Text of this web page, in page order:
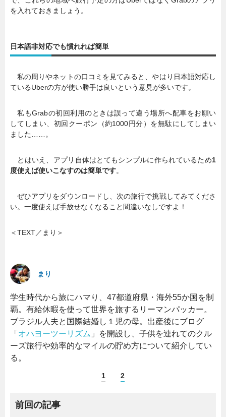
を入れておきましょう。
日本語非対応でも慣れれば簡単
私の周りやネットの口コミを見てみると、やはり日本語対応し
ているUberの方が使い勝手は良いという意見が多いです。
私もGrabの初回利用のときは誤って違う場所へ配車をお願い
してしまい、初回クーポン（約1000円分）を無駄にしてしまい
ました……。
とはいえ、アプリ自体はとてもシンプルに作られているため1
度使えば使いこなすのは簡単です。
ぜひアプリをダウンロードし、次の旅行で挑戦してみてくださ
い。一度使えば手放せなくなること間違いなしですよ！
＜TEXT／まり＞
まり
学生時代から旅にハマり、47都道府県・海外55か国を制
覇。有給休暇を使って世界を旅するリーマンパッカー。
ブラジル人夫と国際結婚し１児の母。出産後にブログ
「 オハヨーツーリズム 」を開設し、子供を連れてのクル
ーズ旅行や効率的なマイルの貯め方について紹介してい
る。
1 2
前回の記事